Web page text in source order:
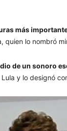
más
quien lo nombró
de un sonoro
y lo designó